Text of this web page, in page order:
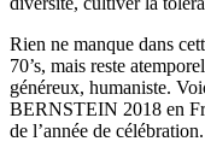
Rien ne manque dans
70’s, mais reste
généreux, humaniste.
BERNSTEIN 2018 en
de l’année de célébration.